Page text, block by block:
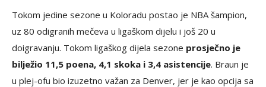
Tokom jedine sezone u Koloradu postao je NBA šampion,
uz 80 odigranih mečeva u ligaškom dijelu i još 20 u
doigravanju. Tokom ligaškog dijela sezone prosječno je
bilježio 11,5 poena, 4,1 skoka i 3,4 asistencije. Braun je
u plej-ofu bio izuzetno važan za Denver, jer je kao opcija sa